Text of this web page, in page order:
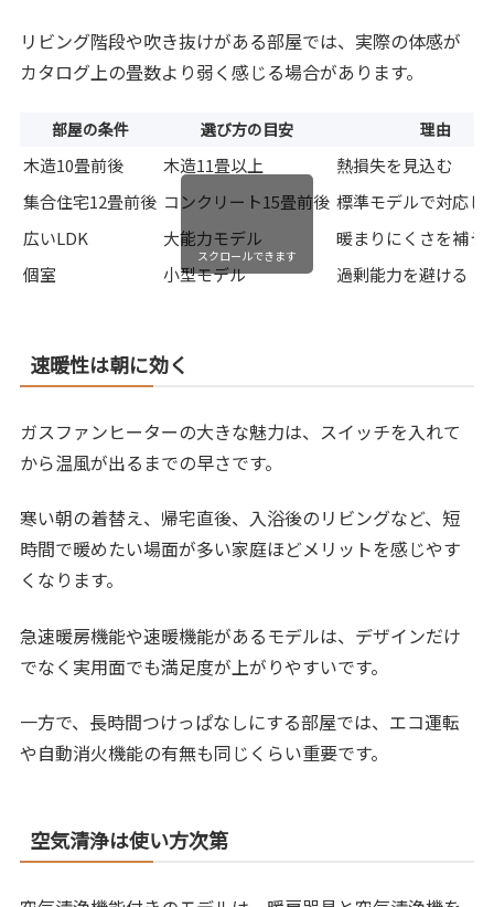
リビング階段や吹き抜けがある部屋では、実際の体感が
カタログ上の畳数より弱く感じる場合があります。
部屋の条件 選び方の目安 理由
木造10畳前後 木造11畳以上
熱損失を見込む
集合住宅12畳前後 コンクリート15畳前後 標準モデルで対応し
広いLDK
大能力モデル
暖まりにくさを補う
個室
小型モデル 過剰能力を避ける
スクロールできます
速暖性は朝に効く
ガスファンヒーターの大きな魅力は、スイッチを入れて
から温風が出るまでの早さです。
寒い朝の着替え、帰宅直後、入浴後のリビングなど、短
時間で暖めたい場面が多い家庭ほどメリットを感じやす
くなります。
急速暖房機能や速暖機能があるモデルは、デザインだけ
でなく実用面でも満足度が上がりやすいです。
一方で、長時間つけっぱなしにする部屋では、エコ運転
や自動消火機能の有無も同じくらい重要です。
空気清浄は使い方次第